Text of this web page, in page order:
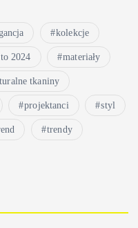
kolekcje
2024 materiały
tkaniny
projektanci styl
trendy